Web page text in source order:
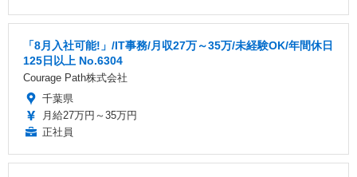
「8月入社可能!」/IT事務/月収27万～35万/未経験OK/年間休日
125日以上 No.6304
Courage Path株式会社
千葉県
月給27万円～35万円
正社員